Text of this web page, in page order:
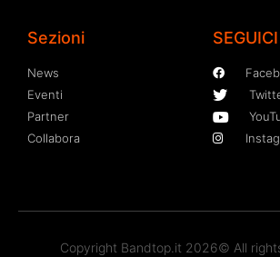
Sezioni
News
Eventi
Partner
Collabora
Copyright Bandtop.it 2026© All rights